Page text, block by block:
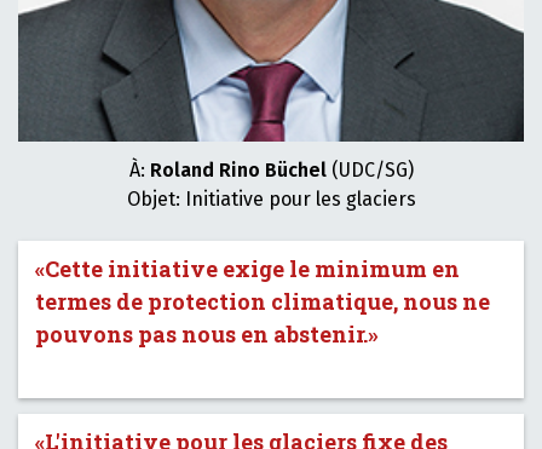
À: Roland Rino Büchel(UDC/SG)
Objet: Initiative pour les glaciers
«Cette initiative exige le minimum en
termes de protection climatique, nous ne
pouvons pas nous en abstenir.»
«L'initiative pour les glaciers fixe des